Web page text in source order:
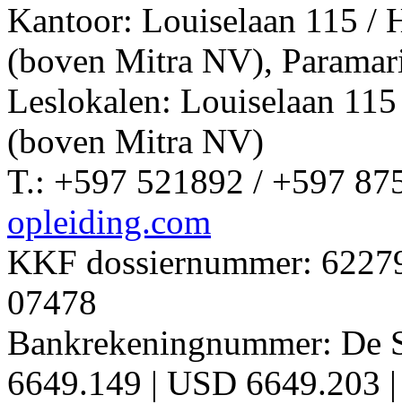
Kantoor: Louiselaan 115 /
(boven Mitra NV),
Leslokalen: Louiselaan
(boven Mitra NV)
T.: +597 521892 / +597
opleiding.com
KKF dossiernummer:
07478
Bankrekeningnummer: De
6649.149 | USD 6649.203